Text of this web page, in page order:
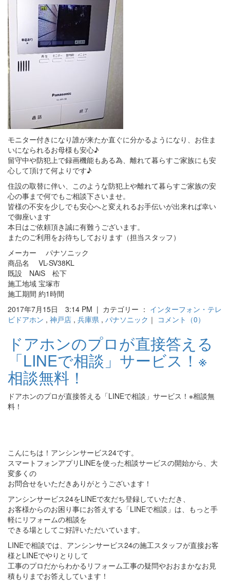
モニター付きになり誰が来たか直ぐに分かるようになり、お住ま
いになられるお母様も安心♪
留守中や防犯上で録画機能もある為、離れて暮らすご家族にも安
心して頂けて何よりです♪
住設の取替に伴い、このような防犯上や離れて暮らすご家族の安
心の事まで何でもご相談下さいませ。
皆様の不安を少しでも安心へと変えれるお手伝いが出来れば幸い
で御座います
本日はご依頼頂き誠に有難うございます。
またのご利用をお待ちしております（担当スタッフ）
メーカー パナソニック
商品名 VL-SV38KL
既設 NAiS 松下
施工地域 宝塚市
施工期間 約1時間
2017年7月15日 3:14 PM | カテゴリー ： インターフォン・テレ
ビドアホン , 神戸店 , 兵庫県 , パナソニック ｜ コメント（0）
ドアホンのプロが直接答える
「LINEで相談」サービス！※
相談無料！
ドアホンのプロが直接答える「LINEで相談」サービス！※相談無
料！
こんにちは！アンシンサービス24です。
スマートフォンアプリLINEを使った相談サービスの開始から、大
変多くの
お問合せをいただきありがとうございます！
アンシンサービス24をLINEで友だち登録していただき、
お客様からのお困り事にお答えする「LINEで相談」は、もっと手
軽にリフォームの相談を
できる場としてご好評いただいています。
LINEで相談では、アンシンサービス24の施工スタッフが直接お客
様とLINEでやりとりして
工事のプロだからわかるリフォーム工事の疑問やおおまかなお見
積もりまでお答えしています！